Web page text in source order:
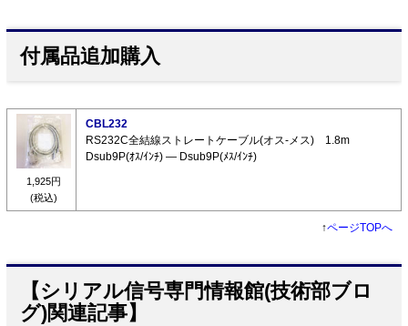
付属品追加購入
1,925円
(税込)
CBL232
RS232C全結線ストレートケーブル(オス-メス) 1.8m
Dsub9P(ｵｽ/ｲﾝﾁ) ― Dsub9P(ﾒｽ/ｲﾝﾁ)
↑ページTOPへ
【シリアル信号専門情報館(技術部ブロ
グ)関連記事】